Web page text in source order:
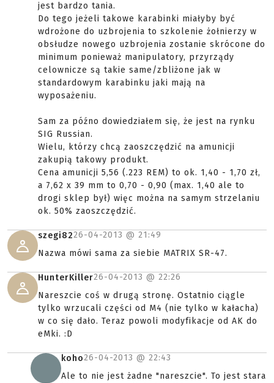
jest bardzo tania.
Do tego jeżeli takowe karabinki miałyby być
wdrożone do uzbrojenia to szkolenie żołnierzy w
obsłudze nowego uzbrojenia zostanie skrócone do
minimum ponieważ manipulatory, przyrządy
celownicze są takie same/zbliżone jak w
standardowym karabinku jaki mają na
wyposażeniu.
Sam za późno dowiedziałem się, że jest na rynku
SIG Russian.
Wielu, którzy chcą zaoszczędzić na amunicji
zakupią takowy produkt.
Cena amunicji 5,56 (.223 REM) to ok. 1,40 - 1,70 zł,
a 7,62 x 39 mm to 0,70 - 0,90 (max. 1,40 ale to
drogi sklep był) więc można na samym strzelaniu
ok. 50% zaoszczędzić.
szegi8226-04-2013 @ 21:49
Nazwa mówi sama za siebie MATRIX SR-47.
HunterKiller26-04-2013 @ 22:26
Nareszcie coś w drugą stronę. Ostatnio ciągle
tylko wrzucali części od M4 (nie tylko w kałacha)
w co się dało. Teraz powoli modyfikacje od AK do
eMki. :D
koho26-04-2013 @ 22:43
Ale to nie jest żadne "nareszcie". To jest stara